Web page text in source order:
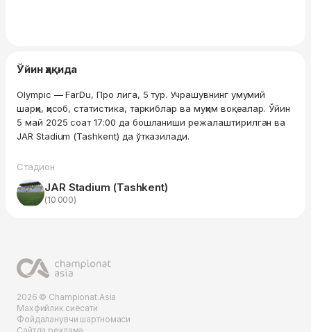
Ўйин ҳақида
Olympic — FarDu, Про лига, 5 тур. Учрашувнинг умумий
шарҳи, ҳисоб, статистика, таркиблар ва муҳим воқеалар. Ўйин
5 май 2025 соат 17:00 да бошланиши режалаштирилган ва
JAR Stadium (Tashkent) да ўтказилади.
Стадион
JAR Stadium (Tashkent)
(10 000)
2026 © Championat.Asia
Махфийлик сиёсати
Фойдаланувчи шартномаси